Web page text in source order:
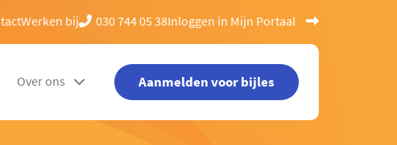
Werken bij 030 744 05 38Inloggen in Mijn Portaal
Over ons Aanmelden voor bijles